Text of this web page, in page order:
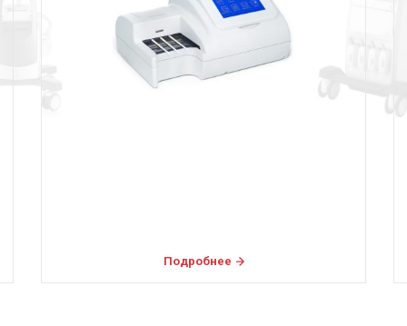
Подробнее